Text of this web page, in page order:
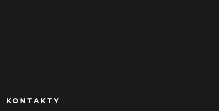
KONTAKTY